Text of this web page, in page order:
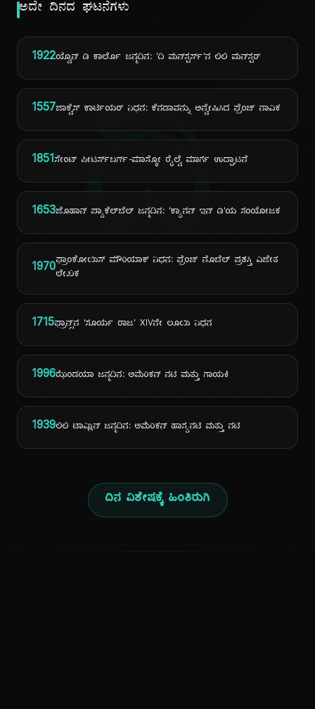
ದಿ
ಅದೇ ದಿನದ ಘಟನೆಗಳು
1922ಯ್ವೊನ್ ಡಿ ಕಾರ್ಲೊ ಜನ್ಮದಿನ: 'ದಿ ಮನ್‌ಸ್ಟರ್ಸ್'ನ ಲಿಲಿ ಮನ್‌ಸ್ಟರ್
1557ಜಾಕ್ವೆಸ್ ಕಾರ್ಟಿಯರ್ ನಿಧನ: ಕೆನಡಾವನ್ನು ಅನ್ವೇಷಿಸಿದ ಫ್ರೆಂಚ್ ನಾವಿಕ
1851ಸೇಂಟ್ ಪೀಟರ್ಸ್‌ಬರ್ಗ್-ಮಾಸ್ಕೋ ರೈಲ್ವೆ ಮಾರ್ಗ ಉದ್ಘಾಟನೆ
1653ಜೊಹಾನ್ ಪ್ಯಾಕೆಲ್‌ಬೆಲ್ ಜನ್ಮದಿನ: 'ಕ್ಯಾನನ್ ಇನ್ ಡಿ'ಯ ಸಂಯೋಜಕ
1970ಫ್ರಾಂಕೋಯಿಸ್ ಮೌರಿಯಾಕ್ ನಿಧನ: ಫ್ರೆಂಚ್ ನೊಬೆಲ್ ಪ್ರಶಸ್ತಿ ವಿಜೇತ
ಲೇಖಕ
1715ಫ್ರಾನ್ಸ್‌ನ 'ಸೂರ್ಯ ರಾಜ' XIVನೇ ಲೂಯಿ ನಿಧನ
1996ಝೆಂಡಯಾ ಜನ್ಮದಿನ: ಅಮೆರಿಕನ್ ನಟಿ ಮತ್ತು ಗಾಯಕಿ
1939ಲಿಲಿ ಟಾಮ್ಲಿನ್ ಜನ್ಮದಿನ: ಅಮೆರಿಕನ್ ಹಾಸ್ಯನಟಿ ಮತ್ತು ನಟಿ
ದಿನ ವಿಶೇಷಕ್ಕೆ ಹಿಂತಿರುಗಿ